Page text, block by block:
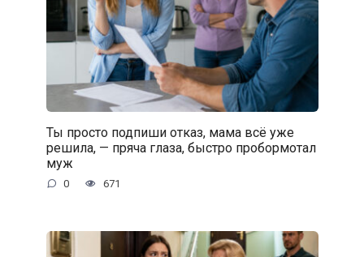
Ты просто подпиши отказ, мама всё уже
решила, — пряча глаза, быстро пробормотал
муж
0 671